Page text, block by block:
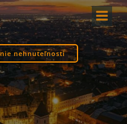
nehnuteľnosti